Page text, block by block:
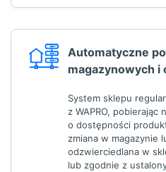
Automatyczne
magazynowych i
System sklepu
z WAPRO, pobierając
o dostępności
zmiana w magazynie
odzwierciedlana w
lub zgodnie z